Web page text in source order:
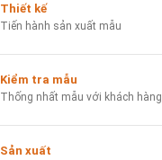
Thiết kế
Tiến hành sản xuất mẫu
Kiểm tra mẫu
Thống nhất mẫu với khách hàng
Sản xuất